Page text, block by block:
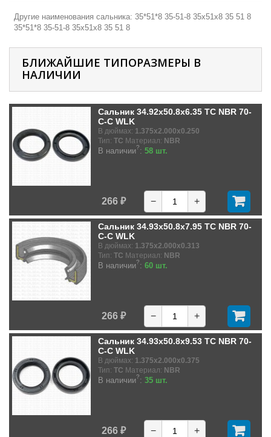
Другие наименования сальника: 35*51*8 35-51-8 35х51х8 35 51 8
35*51*8 35-51-8 35х51х8 35 51 8
БЛИЖАЙШИЕ ТИПОРАЗМЕРЫ В
НАЛИЧИИ
Сальник 34.92x50.8x6.35 TC NBR 70-
C-C WLK
В дюймах: 1.375x2.000x0.250
Тип: TC Материал: NBR
В наличии?: 58 шт.
266 ₽ − +
Сальник 34.93x50.8x7.95 TC NBR 70-
C-C WLK
В дюймах: 1.375x2.000x0.313
Тип: TC Материал: NBR
В наличии?: 60 шт.
266 ₽ − +
Сальник 34.93x50.8x9.53 TC NBR 70-
C-C WLK
В дюймах: 1.375x2.000x0.375
Тип: TC Материал: NBR
В наличии?: 35 шт.
266 ₽ − +